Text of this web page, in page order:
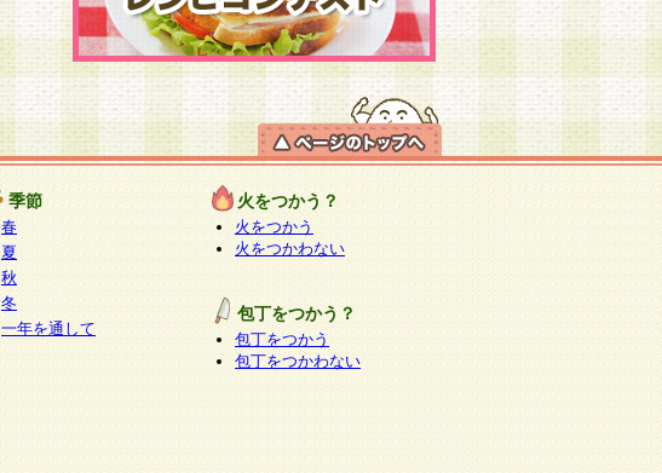
季節
春
夏
秋
冬
一年を通して
火をつかう？
火をつかう
火をつかわない
包丁をつかう？
包丁をつかう
包丁をつかわない